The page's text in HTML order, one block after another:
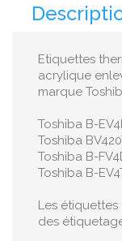
Etiquettes
acrylique
marque
Toshiba B-
Toshiba
Toshiba B-
Toshiba B-
Les
des